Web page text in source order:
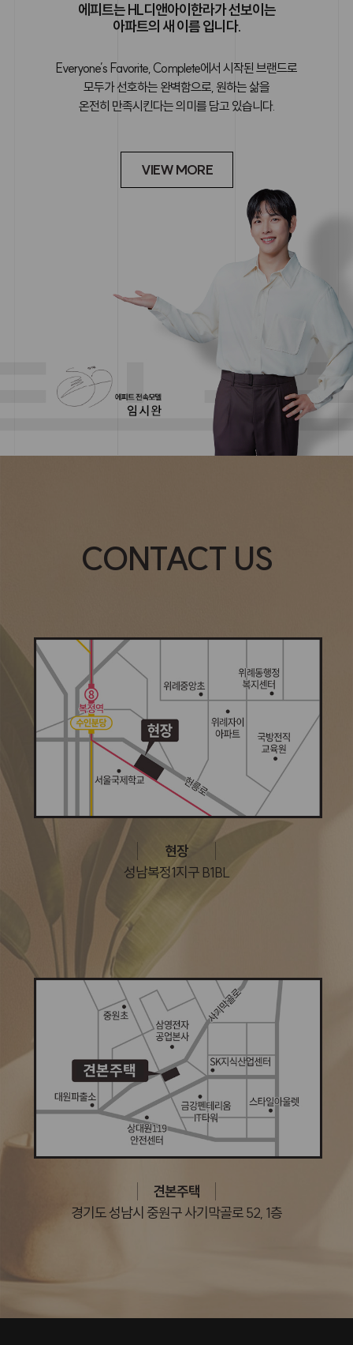
에피트는 HL디앤아이한라가 선보이는
아파트의 새 이름 입니다.
Everyone’s Favorite, Complete에서 시작된 브랜드로
모두가 선호하는 완벽함으로, 원하는 삶을
온전히 만족시킨다는 의미를 담고 있습니다.
VIEW MORE
CONTACT US
현장
성남복정1지구 B1BL
견본주택
경기도 성남시 중원구 사기막골로 52, 1층